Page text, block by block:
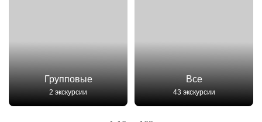
Групповые
2 экскурсии
Все
43 экскурсии